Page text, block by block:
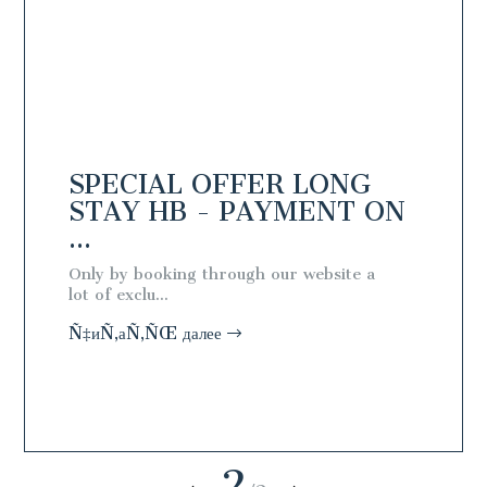
SPECIAL OFFER LONG
STAY HB - PAYMENT ON
...
Only by booking through our website a
lot of exclu...
Ñ‡иÑ‚аÑ‚ÑŒ далее